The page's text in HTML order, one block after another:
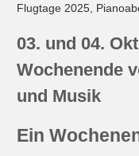
Flugtage 2025,
03. und 04.
Wochenende
und Musik
Ein